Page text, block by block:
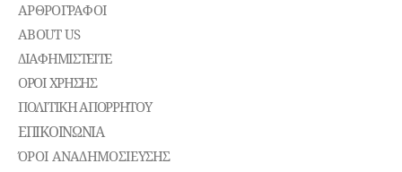
ΑΡΘΡΟΓΡΑΦΟΙ
ABOUT US
ΔΙΑΦΗΜΙΣΤΕΊΤΕ
ΌΡΟΙ ΧΡΉΣΗΣ
ΠΟΛΙΤΙΚΉ ΑΠΟΡΡΉΤΟΥ
ΕΠΙΚΟΙΝΩΝΊΑ
ΌΡΟΙ ΑΝΑΔΗΜΟΣΙΕΥΣΗΣ